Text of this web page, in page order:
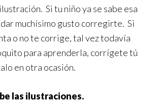
Si tu niño ya se sabe esa
muchísimo gusto corregirte. Si
o no te corrige, tal vez todavía
para aprenderla, corrígete tú
en otra ocasión.
las ilustraciones.